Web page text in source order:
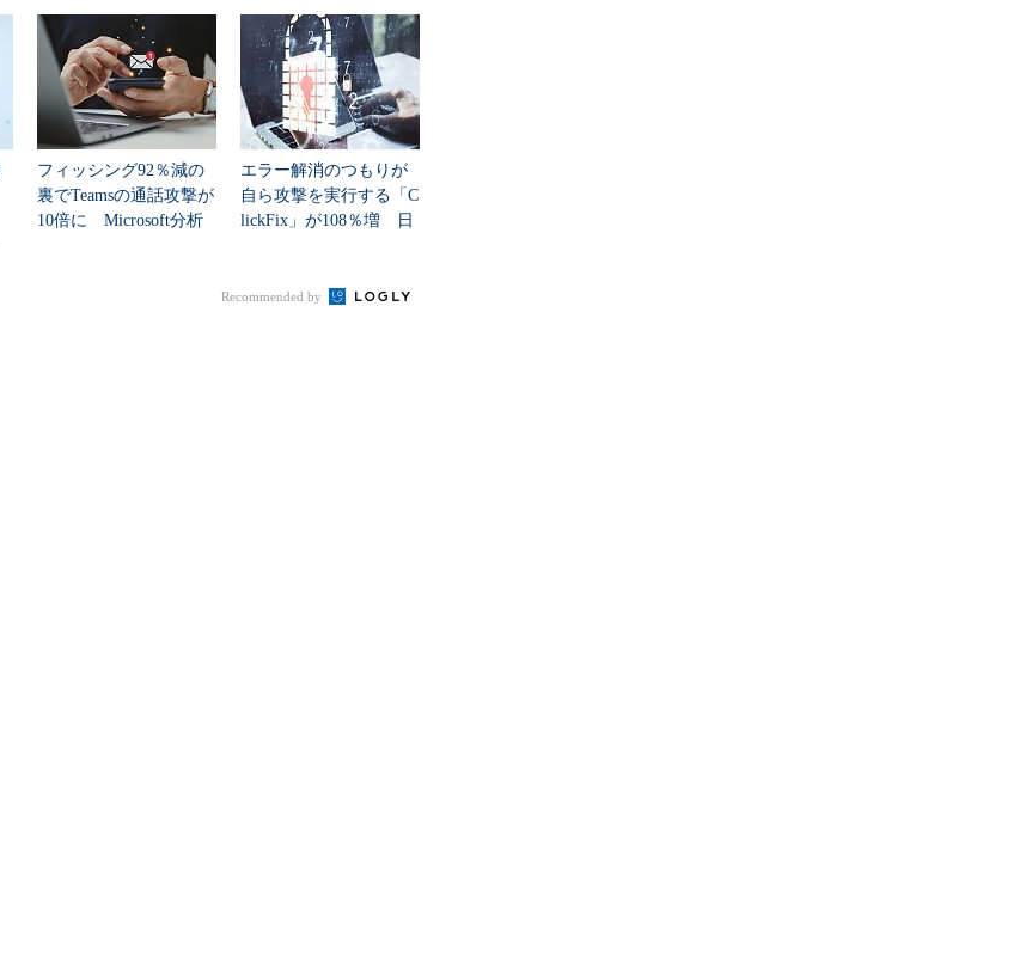
フィッシング92％減の
裏でTeamsの通話攻撃が
10倍に Microsoft分析
エラー解消のつもりが
自ら攻撃を実行する「C
lickFix」が108％増 日
Recommended by